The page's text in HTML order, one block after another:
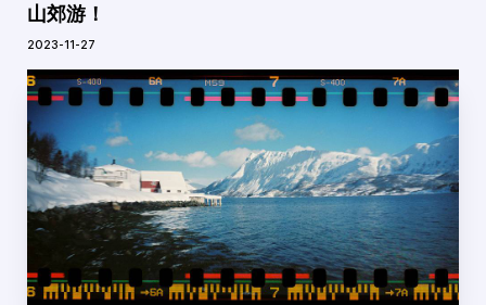
山郊游！
2023-11-27